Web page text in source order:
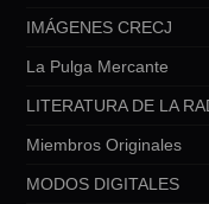
IMÁGENES CRECJ
La Pulga Mercante
LITERATURA DE LA
Miembros Originales
MODOS DIGITALES